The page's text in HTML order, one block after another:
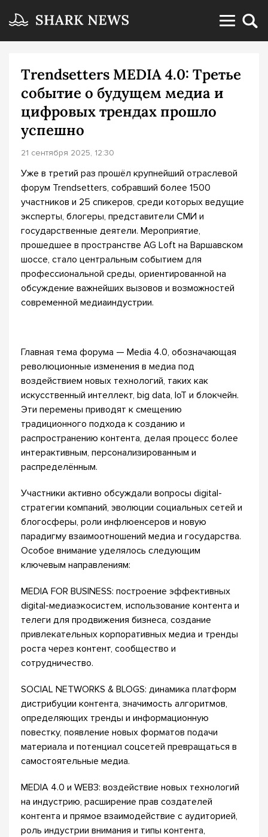
Trendsetters MEDIA 4.0: Третье
событие о будущем медиа и
цифровых трендах прошло
успешно
21 сентября 2025, 12:30
Уже в третий раз прошёл крупнейший отраслевой
форум Trendsetters, собравший более 1500
участников и 25 спикеров, среди которых ведущие
эксперты, блогеры, представители СМИ и
государственные деятели. Мероприятие,
прошедшее в пространстве AG Loft на Варшавском
шоссе, стало центральным событием для
профессиональной среды, ориентированной на
обсуждение важнейших вызовов и возможностей
современной медиаиндустрии.
Главная тема форума — Media 4.0, обозначающая
революционные изменения в медиа под
воздействием новых технологий, таких как
искусственный интеллект, big data, IoT и блокчейн.
Эти перемены приводят к смещению
традиционного подхода к созданию и
распространению контента, делая процесс более
интерактивным, персонализированным и
распределённым.
Участники активно обсуждали вопросы digital-
стратегии компаний, эволюции социальных сетей и
блогосферы, роли инфлюенсеров и новую
парадигму взаимоотношений медиа и государства.
Особое внимание уделялось следующим
ключевым направлениям:
MEDIA FOR BUSINESS: построение эффективных
digital-медиаэкосистем, использование контента и
телеги для продвижения бизнеса, создание
привлекательных корпоративных медиа и тренды
роста через контент, сообщество и
сотрудничество.
SOCIAL NETWORKS & BLOGS: динамика платформ
дистрибуции контента, значимость алгоритмов,
определяющих тренды и информационную
повестку, появление новых форматов подачи
материала и потенциал соцсетей превращаться в
самостоятельные медиа​.
MEDIA 4.0 и WEB3: воздействие новых технологий
на индустрию, расширение прав создателей
контента и прямое взаимодействие с аудиторией,
роль индустрии внимания и типы контента,